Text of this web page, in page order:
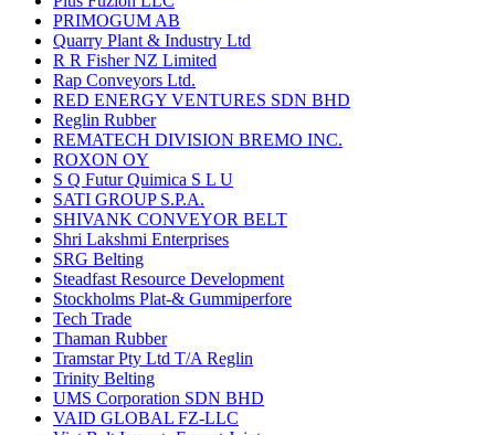
PRIMOGUM AB
Quarry Plant & Industry Ltd
R R Fisher NZ Limited
Rap Conveyors Ltd.
RED ENERGY VENTURES SDN BHD
Reglin Rubber
REMATECH DIVISION BREMO INC.
ROXON OY
S Q Futur Quimica S L U
SATI GROUP S.P.A.
SHIVANK CONVEYOR BELT
Shri Lakshmi Enterprises
SRG Belting
Steadfast Resource Development
Stockholms Plat-& Gummiperfore
Tech Trade
Thaman Rubber
Tramstar Pty Ltd T/A Reglin
Trinity Belting
UMS Corporation SDN BHD
VAID GLOBAL FZ-LLC